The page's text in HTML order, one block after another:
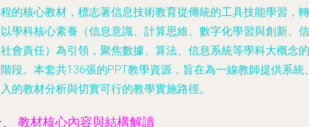
的核心教材，標志著信息技術教育從傳統的工具技能學習，轉
學科核心素養（信息意識、計算思維、數字化學習與創新、信
會責任）為引領，聚焦數據、算法、信息系統等學科大概念的
段。本套共136張的PPT教學資源，旨在為一線教師提供系統
的教材分析與切實可行的教學實施路徑。
教材核心內容與結構解讀